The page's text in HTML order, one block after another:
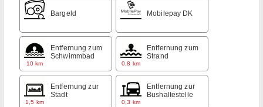
Bargeld Mobilepay DK
10 km
Entfernung zum
Schwimmbad
0,8 km
Entfernung zum
Strand
1,5 km
Entfernung zur
Stadt
0,3 km
Entfernung zur
Bushaltestelle